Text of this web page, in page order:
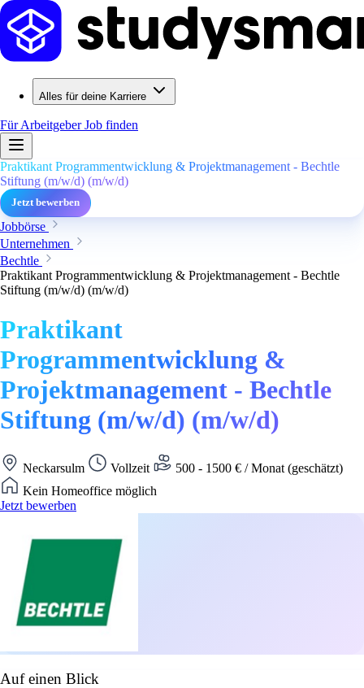
Alles für deine Karriere
Für ArbeitgeberJob finden
Praktikant Programmentwicklung & Projektmanagement - Bechtle
Stiftung (m/w/d) (m/w/d)
Jetzt bewerben
Jobbörse
Unternehmen
Bechtle
Praktikant Programmentwicklung & Projektmanagement - Bechtle
Stiftung (m/w/d) (m/w/d)
Praktikant
Programmentwicklung &
Projektmanagement - Bechtle
Stiftung (m/w/d) (m/w/d)
Neckarsulm Vollzeit
500 - 1500 € / Monat (geschätzt)
Kein Homeoffice möglich
Jetzt bewerben
Auf einen Blick